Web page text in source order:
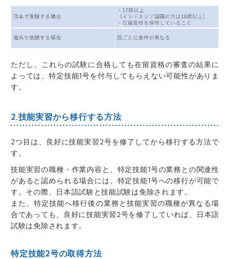
ただし、これらの試験に合格しても在留資格の審査の結果に
よっては、特定技能1号を付与してもらえない可能性がありま
す。
2.技能実習から移行する方法
2つ目は、良好に技能実習2号を修了してから移行する方法で
す。
技能実習の職種・作業内容と、特定技能1号の業務との関連性
があると認められる場合には、特定技能1号への移行が可能で
す。その際、日本語試験と技能試験は免除されます。
また、特定技能へ移行後の業務と技能実習の職種が異なる場
合であっても、良好に技能実習2号を修了していれば、日本語
試験は免除されます。
特定技能2号の取得方法